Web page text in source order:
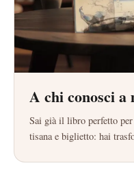
A chi conosci a
Sai già il libro perfetto
tisana e biglietto: hai